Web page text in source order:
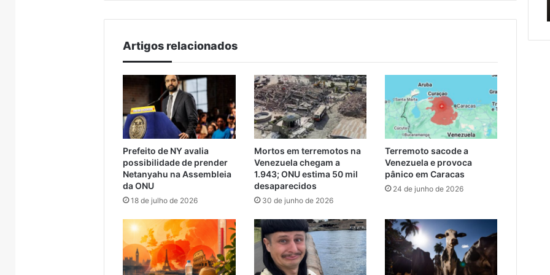
Artigos relacionados
Prefeito de NY avalia
possibilidade de prender
Netanyahu na Assembleia
da ONU
18 de julho de 2026
Mortos em terremotos na
Venezuela chegam a
1.943; ONU estima 50 mil
desaparecidos
30 de junho de 2026
Terremoto sacode a
Venezuela e provoca
pânico em Caracas
24 de junho de 2026
bloqueado
manutenção
provisória